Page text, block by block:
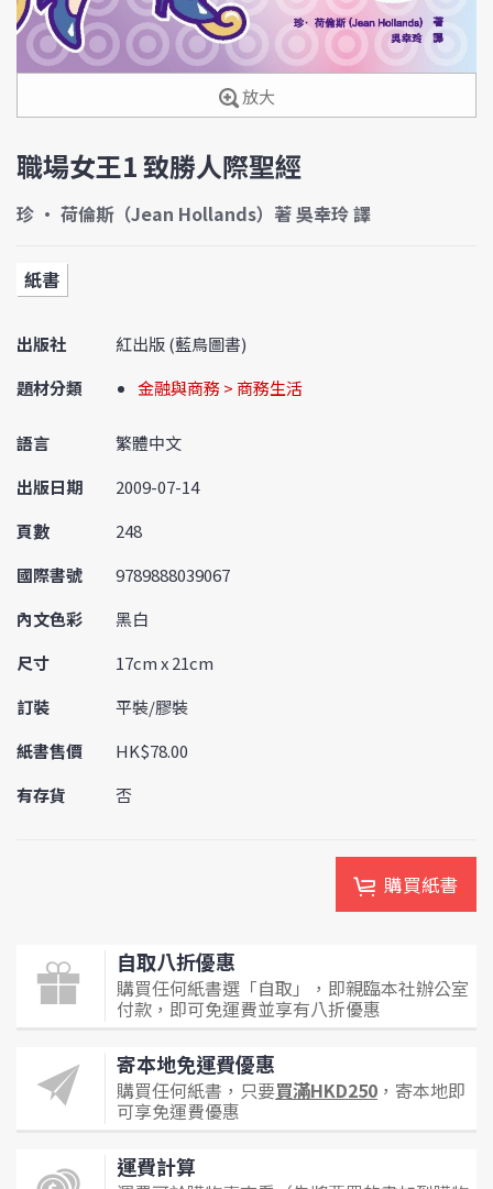
放大
職場女王1 致勝人際聖經
珍 • 荷倫斯（Jean Hollands）著 吳幸玲 譯
紙書
出版社
紅出版 (藍鳥圖書)
題材分類
金融與商務 > 商務生活
語言
繁體中文
出版日期
2009-07-14
頁數
248
國際書號
9789888039067
內文色彩
黑白
尺寸
17cm x 21cm
訂裝
平裝/膠裝
紙書售價
HK$78.00
有存貨
否
購買紙書
自取八折優惠
購買任何紙書選「自取」，即親臨本社辦公室
付款，即可免運費並享有八折優惠
寄本地免運費優惠
購買任何紙書，只要買滿HKD250 ，寄本地即
可享免運費優惠
運費計算